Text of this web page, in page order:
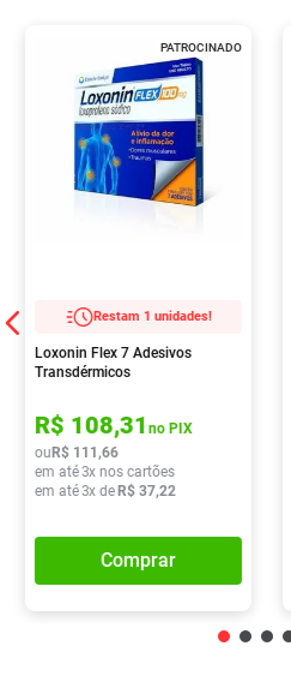
PATROCINADO
Restam 1 unidades!
Loxonin Flex 7 Adesivos
Transdérmicos
R$ 108,31 no PIX
ou R$ 111 ,66
em até3x nos cartões
em até3x de R$ 37,22
Comprar